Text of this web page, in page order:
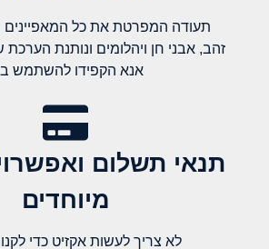
תעודה המפרטת את כל
זהב, אבני חן ויהלומים ונותנת הערכת
אנא הקפידו להשתמש
תנאי תשלום
מיוחדים
לא צריך לעשות אקזיט כדי